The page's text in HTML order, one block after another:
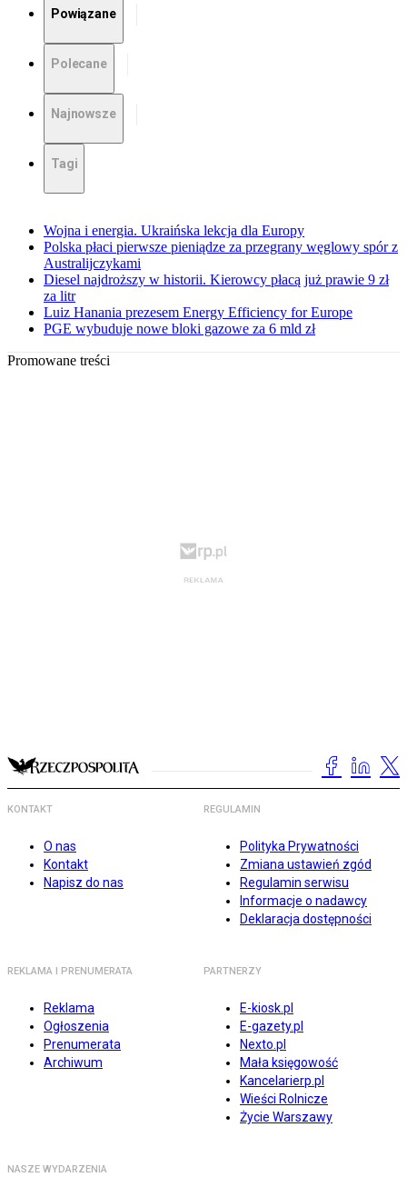
Powiązane
Polecane
Najnowsze
Tagi
Wojna i energia. Ukraińska lekcja dla Europy
Polska płaci pierwsze pieniądze za przegrany węglowy spór z
Australijczykami
Diesel najdroższy w historii. Kierowcy płacą już prawie 9 zł
za litr
Luiz Hanania prezesem Energy Efficiency for Europe
PGE wybuduje nowe bloki gazowe za 6 mld zł
Promowane treści
KONTAKT
O nas
Kontakt
Napisz do nas
REGULAMIN
Polityka Prywatności
Zmiana ustawień zgód
Regulamin serwisu
Informacje o nadawcy
Deklaracja dostępności
REKLAMA I PRENUMERATA
Reklama
Ogłoszenia
Prenumerata
Archiwum
PARTNERZY
E-kiosk.pl
E-gazety.pl
Nexto.pl
Mała księgowość
Kancelarierp.pl
Wieści Rolnicze
Życie Warszawy
NASZE WYDARZENIA